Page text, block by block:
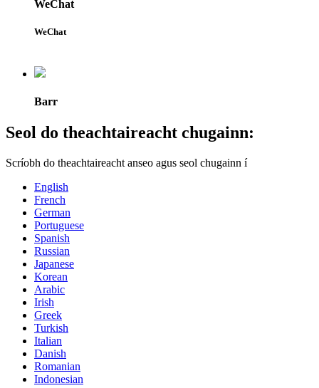
WeChat
WeChat
Barr
Seol do theachtaireacht chugainn:
Scríobh do theachtaireacht anseo agus seol chugainn í
English
French
German
Portuguese
Spanish
Russian
Japanese
Korean
Arabic
Irish
Greek
Turkish
Italian
Danish
Romanian
Indonesian